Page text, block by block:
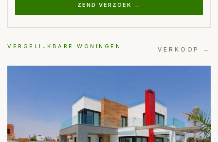
ZEND VERZOEK →
VERGELIJKBARE WONINGEN VERKOOP →